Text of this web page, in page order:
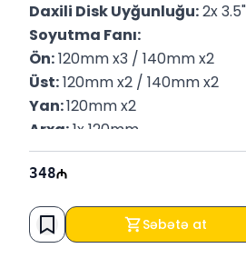
Daxili Disk Uyğunluğu: 2x
Soyutma Fanı:
Ön: 120mm x3 / 140mm x2
Üst: 120mm x2 / 140mm x2
Yan: 120mm x2
Arxa: 1x 120mm
Su Soyutması:
Ön: Max 360mm
Yan:
Max 240mm
Arxa: Max 120mm
348
Səbətə at